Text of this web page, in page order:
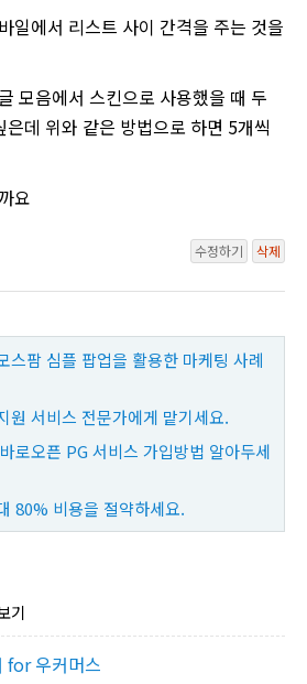
일에서 리스트 사이 간격을 주는 것을
모음에서 스킨으로 사용했을 때 두
데 위와 같은 방법으로 하면 5개씩
요
수정하기 삭제
스팜 심플 팝업을 활용한 마케팅 사례
원 서비스 전문가에게 맡기세요.
로오픈 PG 서비스 가입방법 알아두세
80% 비용을 절약하세요.
기
for 우커머스